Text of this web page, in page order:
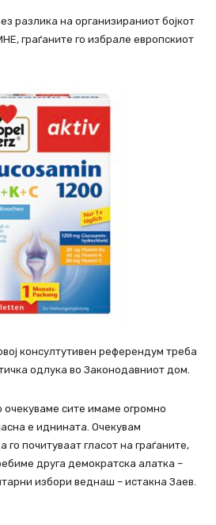
разлика на организираниот бојкот
граѓаните го избрале европскиот
консултутивен референдум треба
одлука во Законодавниот дом.
сите имаме огромно
е иднината. Очекувам
почитуваат гласот на граѓаните,
друга демократска алатка –
избори веднаш – истакна Заев.